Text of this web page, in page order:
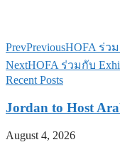
PrevPreviousHOFA ร่ว
NextHOFA ร่วมกับ
Recent Posts
Jordan to Host
August 4, 2026